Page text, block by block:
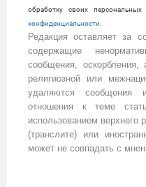
обработку своих
конфиденциальности
Редакция оставляет за
содержащие
сообщения,
религиозной или
удаляются
отношения к теме
использованием верхнего
(транслите) или
может не совпадать с